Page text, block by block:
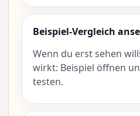
Beispiel-Vergleich
Wenn du erst sehen
wirkt: Beispiel öffnen
testen.